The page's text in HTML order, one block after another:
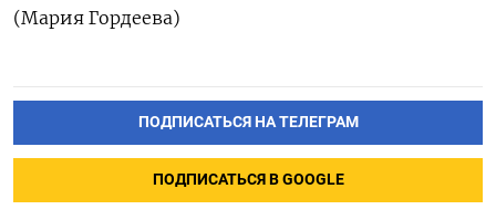
(Мария Гордеева)
ПОДПИСАТЬСЯ НА ТЕЛЕГРАМ
ПОДПИСАТЬСЯ В GOOGLE